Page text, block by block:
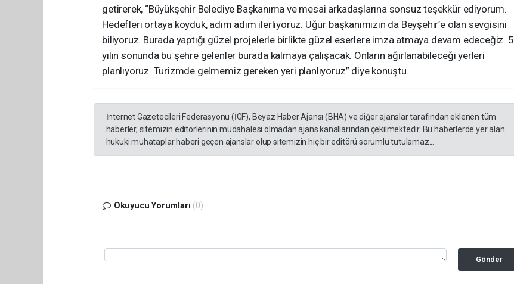
getirerek, “Büyükşehir Belediye Başkanıma ve mesai arkadaşlarına sonsuz teşekkür ediyorum.
Hedefleri ortaya koyduk, adım adım ilerliyoruz. Uğur başkanımızın da Beyşehir’e olan sevgisini
biliyoruz. Burada yaptığı güzel projelerle birlikte güzel eserlere imza atmaya devam edeceğiz. 5
yılın sonunda bu şehre gelenler burada kalmaya çalışacak. Onların ağırlanabileceği yerleri
planlıyoruz. Turizmde gelmemiz gereken yeri planlıyoruz” diye konuştu.
İnternet Gazetecileri Federasyonu (İGF), Beyaz Haber Ajansı (BHA) ve diğer ajanslar tarafından eklenen tüm
haberler, sitemizin editörlerinin müdahalesi olmadan ajans kanallarından çekilmektedir. Bu haberlerde yer alan
hukuki muhataplar haberi geçen ajanslar olup sitemizin hiç bir editörü sorumlu tutulamaz...
Okuyucu Yorumları (0)
Gönder